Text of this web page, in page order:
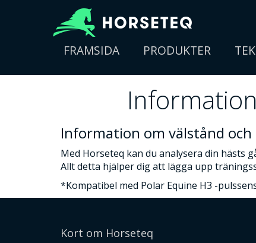
FRAMSIDA PRODUKTER
Information om välstånd
Med Horseteq kan du analysera din hästs
Allt detta hjälper dig att lägga upp
*Kompatibel med Polar Equine H3 -
Kort om Horseteq